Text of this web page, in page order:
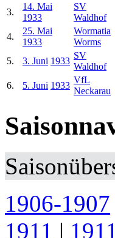
3.
14. Mai
1933
SV
Waldhof
4.
25. Mai
1933
Wormatia
Worms
5. 3. Juni 1933
SV
Waldhof
6. 5. Juni 1933
VfL
Neckarau
1906-1907
1911 |